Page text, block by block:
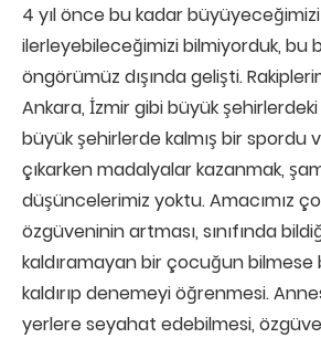
4 yıl önce bu kadar
ilerleyebileceğimizi bilmiyorduk, bu
öngörümüz dışında gelişti.
Ankara, İzmir gibi büyük
büyük şehirlerde kalmış bir spordu
çıkarken madalyalar kazanmak,
düşüncelerimiz yoktu. Amacımız
özgüveninin artması, sınıfında
kaldıramayan bir çocuğun bilmese
kaldırıp denemeyi öğrenmesi.
yerlere seyahat edebilmesi,